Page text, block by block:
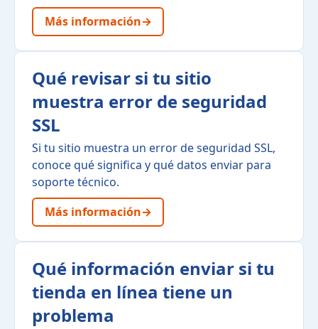
Más información→
Qué revisar si tu sitio
muestra error de seguridad
SSL
Si tu sitio muestra un error de seguridad SSL,
conoce qué significa y qué datos enviar para
soporte técnico.
Más información→
Qué información enviar si tu
tienda en línea tiene un
problema